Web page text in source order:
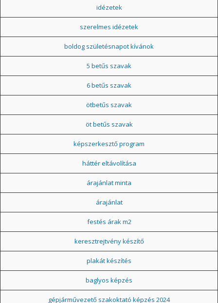
idézetek
szerelmes idézetek
boldog születésnapot kívánok
5 betűs szavak
6 betűs szavak
ötbetűs szavak
öt betűs szavak
képszerkesztő program
háttér eltávolítása
árajánlat minta
árajánlat
festés árak m2
keresztrejtvény készítő
plakát készítés
baglyos képzés
gépjárművezető szakoktató képzés 2024